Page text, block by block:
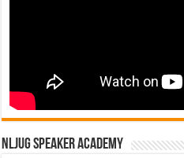
NLJUG Speaker Academy